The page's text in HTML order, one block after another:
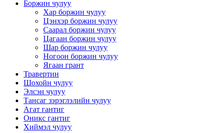
Боржин чулуу
Хар боржин чулуу
Цэнхэр боржин чулуу
Саарал боржин чулуу
Цагаан боржин чулуу
Шар боржин чулуу
Ногоон боржин чулуу
Ягаан грант
Травертин
Шохойн чулуу
Элсэн чулуу
Тансаг зэрэглэлийн чулуу
Агат гантиг
Оникс гантиг
Хиймэл чулуу